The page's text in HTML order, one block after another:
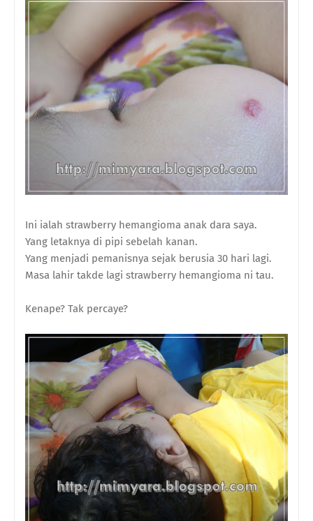
Ini ialah strawberry hemangioma anak dara saya.
Yang letaknya di pipi sebelah kanan.
Yang menjadi pemanisnya sejak berusia 30 hari lagi.
Masa lahir takde lagi strawberry hemangioma ni tau.
Kenape? Tak percaye?